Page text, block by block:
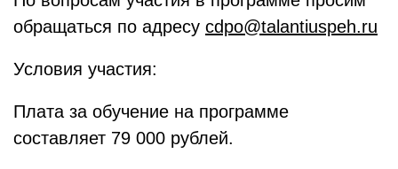
обращаться по адресу cdpo@talantiuspeh.ru
Условия участия:
Плата за обучение на программе
составляет 79 000 рублей.